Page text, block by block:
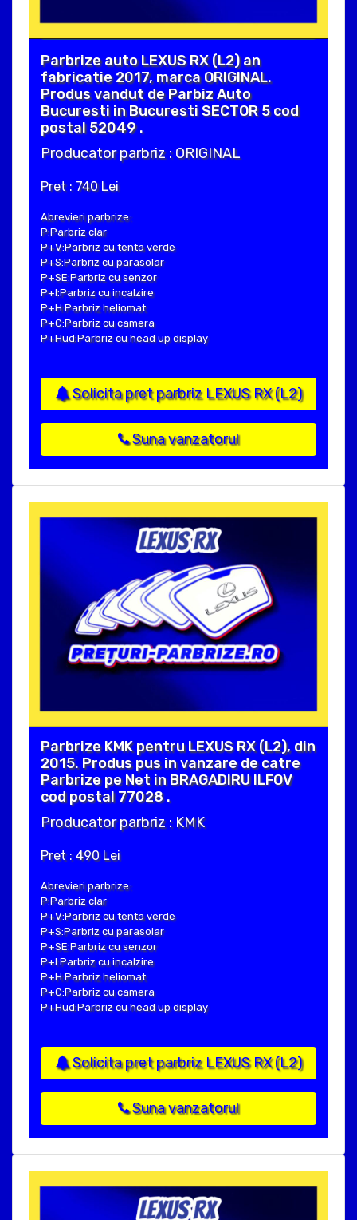
Parbrize auto LEXUS RX (L2) an
fabricatie 2017, marca ORIGINAL.
Produs vandut de Parbiz Auto
Bucuresti in Bucuresti SECTOR 5 cod
postal 52049 .
Producator parbriz : ORIGINAL
Pret : 740 Lei
Abrevieri parbrize:
P:Parbriz clar
P+V:Parbriz cu tenta verde
P+S:Parbriz cu parasolar
P+SE:Parbriz cu senzor
P+I:Parbriz cu incalzire
P+H:Parbriz heliomat
P+C:Parbriz cu camera
P+Hud:Parbriz cu head up display
Solicita pret parbriz LEXUS RX (L2)
Suna vanzatorul
Parbrize KMK pentru LEXUS RX (L2), din
2015. Produs pus in vanzare de catre
Parbrize pe Net in BRAGADIRU ILFOV
cod postal 77028 .
Producator parbriz : KMK
Pret : 490 Lei
Abrevieri parbrize:
P:Parbriz clar
P+V:Parbriz cu tenta verde
P+S:Parbriz cu parasolar
P+SE:Parbriz cu senzor
P+I:Parbriz cu incalzire
P+H:Parbriz heliomat
P+C:Parbriz cu camera
P+Hud:Parbriz cu head up display
Solicita pret parbriz LEXUS RX (L2)
Suna vanzatorul